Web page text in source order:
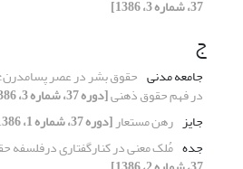
37، شماره 3، 1386]
ج
جامعه مدنی حقوق بشر در عصر پسامدرن؛
در فهم حقوق ذهنی[دوره 37، شماره 3، 1386]
جایز رهن مستعار[دوره 37، شماره 1، 1386]
جده مُلک معنی در کنارگفتاری درفلسفه